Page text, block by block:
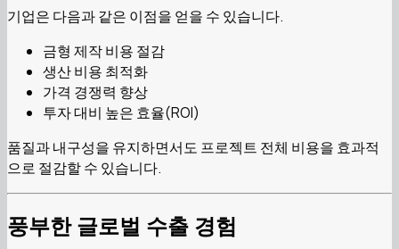
기업은 다음과 같은 이점을 얻을 수 있습니다.
금형 제작 비용 절감
생산 비용 최적화
가격 경쟁력 향상
투자 대비 높은 효율(ROI)
품질과 내구성을 유지하면서도 프로젝트 전체 비용을 효과적
으로 절감할 수 있습니다.
풍부한 글로벌 수출 경험